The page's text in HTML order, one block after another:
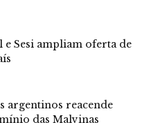
Sesi ampliam oferta de
argentinos reacende
das Malvinas